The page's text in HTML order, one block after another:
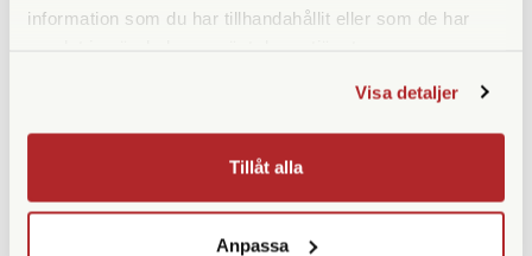
information som du har tillhandahållit eller som de har
Visa detaljer
Tillåt alla
Anpassa
Finns i lager Tillfälligt slut